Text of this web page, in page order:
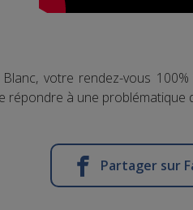
votre rendez-vous
répondre à une problématique
Partager sur